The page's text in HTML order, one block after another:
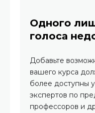
Одного
голоса
Добавьте
вашего курса
более доступны
экспертов по
профессоров и